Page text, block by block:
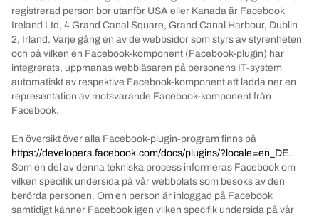
registrerad person bor utanför USA eller Kanada är Facebook
Ireland Ltd, 4 Grand Canal Square, Grand Canal Harbour, Dublin
2, Irland. Varje gång en av de webbsidor som styrs av styrenheten
och på vilken en Facebook-komponent (Facebook-plugin) har
integrerats, uppmanas webbläsaren på personens IT-system
automatiskt av respektive Facebook-komponent att ladda ner en
representation av motsvarande Facebook-komponent från
Facebook.
En översikt över alla Facebook-plugin-program finns på
https://developers.facebook.com/docs/plugins/?locale=en_DE.
Som en del av denna tekniska process informeras Facebook om
vilken specifik undersida på vår webbplats som besöks av den
berörda personen. Om en person är inloggad på Facebook
samtidigt känner Facebook igen vilken specifik undersida på vår